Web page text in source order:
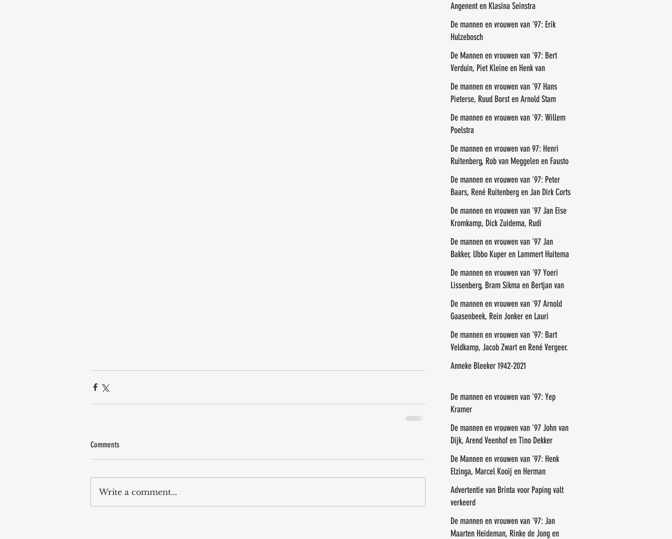
Comments
Write a comment...
Angenent en Klasina Seinstra
De mannen en vrouwen van '97: Erik
Hulzebosch
De Mannen en vrouwen van '97: Bert
Verduin, Piet Kleine en Henk van
Benthem
De mannen en vrouwen van '97 Hans
Pieterse, Ruud Borst en Arnold Stam
De mannen en vrouwen van '97: Willem
Poelstra
De mannen en vrouwen van 97: Henri
Ruitenberg, Rob van Meggelen en Fausto
de Marreiros
De mannen en vrouwen van '97: Peter
Baars, René Ruitenberg en Jan Dirk Corts
De mannen en vrouwen van '97 Jan Eise
Kromkamp, Dick Zuidema, Rudi
Groenendal
De mannen en vrouwen van '97 Jan
Bakker, Ubbo Kuper en Lammert Huitema
De mannen en vrouwen van '97 Yoeri
Lissenberg, Bram Sikma en Bertjan van
der Veen
De mannen en vrouwen van '97 Arnold
Gaasenbeek, Rein Jonker en Lauri
Paalasmaa
De mannen en vrouwen van '97: Bart
Veldkamp, Jacob Zwart en René Vergeer.
Anneke Bleeker 1942-2021
De mannen en vrouwen van '97: Yep
Kramer
De mannen en vrouwen van '97 John van
Dijk, Arend Veenhof en Tino Dekker
De Mannen en vrouwen van '97: Henk
Elzinga, Marcel Kooij en Herman
Veneman
Advertentie van Brinta voor Paping valt
verkeerd
De mannen en vrouwen van '97: Jan
Maarten Heideman, Rinke de Jong en